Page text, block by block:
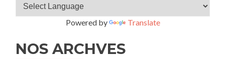
Powered by Translate
NOS ARCHVES